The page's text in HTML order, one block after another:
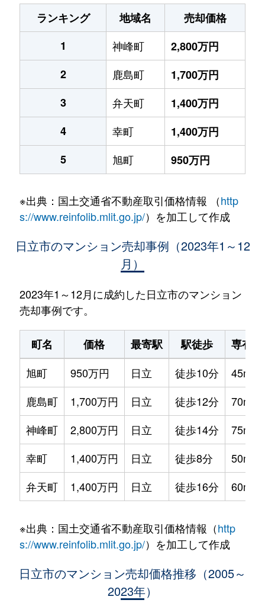
ランキング
地域名
売却価格
1
神峰町
2,800万円
2
鹿島町
1,700万円
3
弁天町
1,400万円
4
幸町
1,400万円
5
旭町 950万円
※出典：国土交通省不動産取引価格情報 （http
s://www.reinfolib.mlit.go.jp/）を加工して作成
日立市のマンション売却事例（2023年1～12
月）
2023年1～12月に成約した日立市のマンション
売却事例です。
町名 価格 最寄駅 駅徒歩
専有
旭町
950万円 日立 徒歩10分
45m²
鹿島町
1,700万円 日立 徒歩12分
70m²
神峰町
2,800万円 日立 徒歩14分
75m²
幸町
1,400万円 日立 徒歩8分
50m²
弁天町
1,400万円 日立 徒歩16分 60m²
※出典：国土交通省不動産取引価格情報（http
s://www.reinfolib.mlit.go.jp/）を加工して作成
日立市のマンション売却価格推移（2005～
2023年）